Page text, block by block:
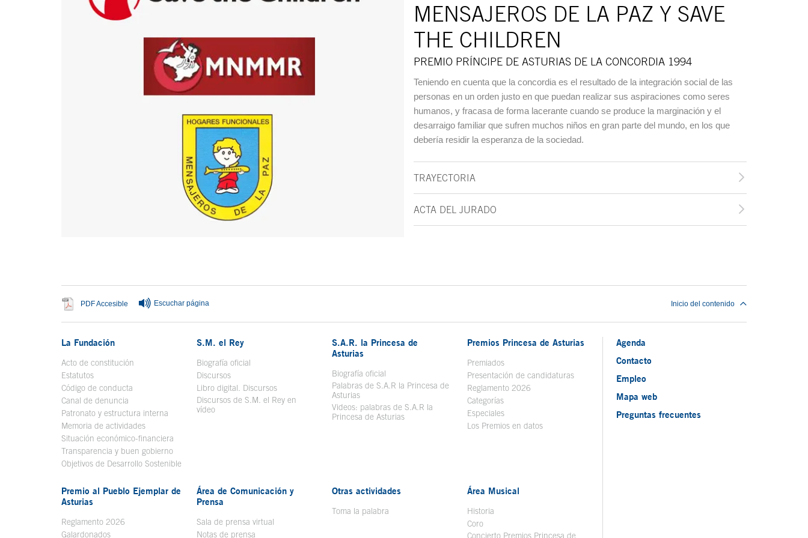
MENSAJEROS DE LA PAZ Y SAVE
THE CHILDREN
PREMIO PRÍNCIPE DE ASTURIAS DE LA CONCORDIA 1994
Teniendo en cuenta que la concordia es el resultado de la integración social de las
personas en un orden justo en que puedan realizar sus aspiraciones como seres
humanos, y fracasa de forma lacerante cuando se produce la marginación y el
desarraigo familiar que sufren muchos niños en gran parte del mundo, en los que
debería residir la esperanza de la sociedad.
TRAYECTORIA
ACTA DEL JURADO
PDF Accesible Se abre en ventana nueva
Escuchar página Inicio del contenido
La Fundación
Acto de constitución
Estatutos
Código de conducta
Canal de denuncia
Patronato y estructura interna
Memoria de actividades
Situación económico-financiera
Transparencia y buen gobierno
Objetivos de Desarrollo Sostenible
S.M. el Rey
Biografía oficial
Discursos
Libro digital. DiscursosSe abre en ventana nueva
Discursos de S.M. el Rey en
vídeoSe abre en ventana nueva
S.A.R. la Princesa de
Asturias
Biografía oficial Se abre en ventana nueva
Palabras de S.A.R la Princesa de
Asturias
Videos: palabras de S.A.R la
Princesa de Asturias
Premios Princesa de Asturias
Premiados
Presentación de candidaturas
Reglamento 2026
Categorías
Especiales
Los Premios en datos
Premio al Pueblo Ejemplar de
Asturias
Reglamento 2026
Galardonados
Área de Comunicación y
Prensa
Sala de prensa virtual
Notas de prensa
Otras actividades
Toma la palabra
Área Musical
Historia
Coro
Concierto Premios Princesa de
Agenda
Contacto
Empleo
Mapa web
Preguntas frecuentes